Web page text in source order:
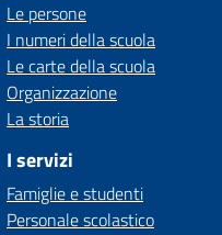
Le persone
I numeri della scuola
Le carte della scuola
Organizzazione
La storia
I servizi
Famiglie e studenti
Personale scolastico